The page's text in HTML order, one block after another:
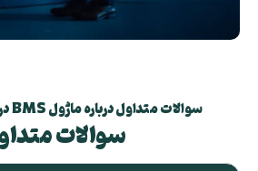
سوالات متداول درباره ماژول BMS در سیستم DCIM
سوالات متداول